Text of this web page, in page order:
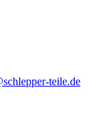
teile.de